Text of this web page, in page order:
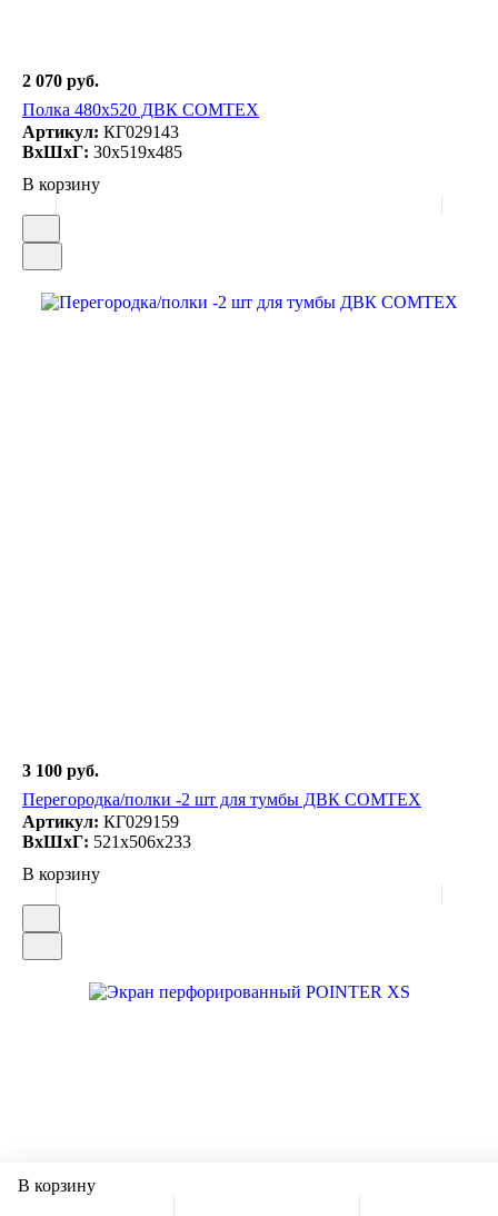
В корзину
2 070 руб.
Полка 480х520 ДВК COMTEX
Артикул: КГ029143
ВxШxГ: 30x519x485
В корзину
3 100 руб.
Перегородка/полки -2 шт для тумбы ДВК COMTEX
Артикул: КГ029159
ВxШxГ: 521x506x233
В корзину